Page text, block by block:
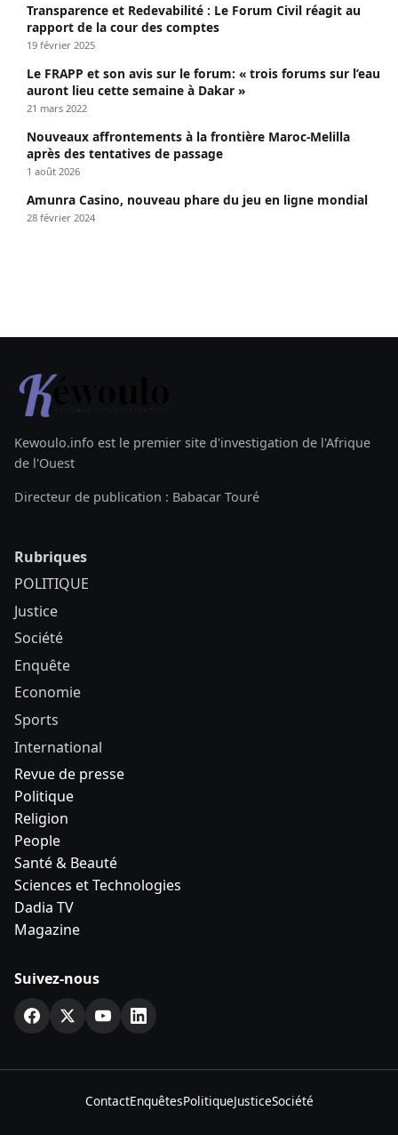
Transparence et Redevabilité : Le Forum Civil réagit au
rapport de la cour des comptes
19 février 2025
Le FRAPP et son avis sur le forum: « trois forums sur l’eau
auront lieu cette semaine à Dakar »
21 mars 2022
Nouveaux affrontements à la frontière Maroc-Melilla
après des tentatives de passage
1 août 2026
Amunra Casino, nouveau phare du jeu en ligne mondial
28 février 2024
Kewoulo.info est le premier site d'investigation de l'Afrique
de l'Ouest
Directeur de publication : Babacar Touré
Rubriques
POLITIQUE
Justice
Société
Enquête
Economie
Sports
International
Revue de presse
Politique
Religion
People
Santé & Beauté
Sciences et Technologies
Dadia TV
Magazine
Suivez-nous
ContactEnquêtesPolitiqueJusticeSociété